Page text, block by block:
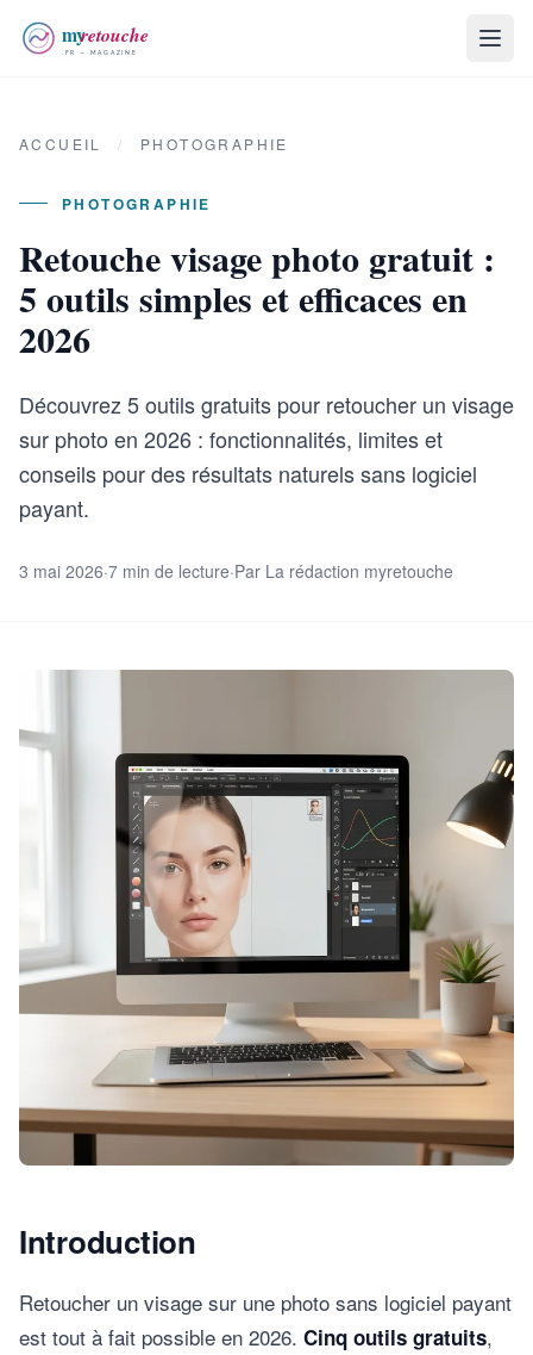
ACCUEIL / PHOTOGRAPHIE
PHOTOGRAPHIE
Retouche visage photo gratuit :
5 outils simples et efficaces en
2026
Découvrez 5 outils gratuits pour retoucher un visage
sur photo en 2026 : fonctionnalités, limites et
conseils pour des résultats naturels sans logiciel
payant.
3 mai 2026·7 min de lecture·Par La rédaction myretouche
Introduction
Retoucher un visage sur une photo sans logiciel payant
est tout à fait possible en 2026. Cinq outils gratuits,